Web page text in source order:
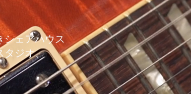
シェアハウス
タジオ、